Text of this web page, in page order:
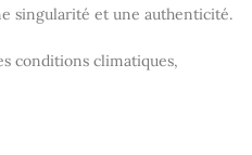
singularité et une authenticité.
conditions climatiques,